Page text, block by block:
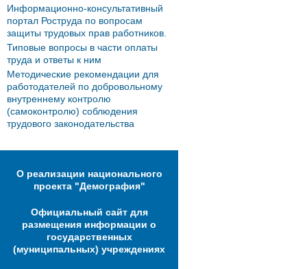
Информационно-консультативный
портал Роструда по вопросам
защиты трудовых прав работников.
Типовые вопросы в части оплаты
труда и ответы к ним
Методические рекомендации для
работодателей по добровольному
внутреннему контролю
(самоконтролю) соблюдения
трудового законодательства
О реализации национального
проекта "Демография"
Официальный сайт для
размещения информации о
государственных
(муниципальных) учреждениях